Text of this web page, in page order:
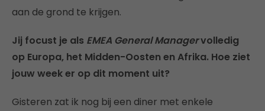
aan de grond te krijgen.
Jij focust je als EMEA General Managervolledig
op Europa, het Midden-Oosten en Afrika. Hoe ziet
jouw week er op dit moment uit?
Gisteren zat ik nog bij een diner met enkele